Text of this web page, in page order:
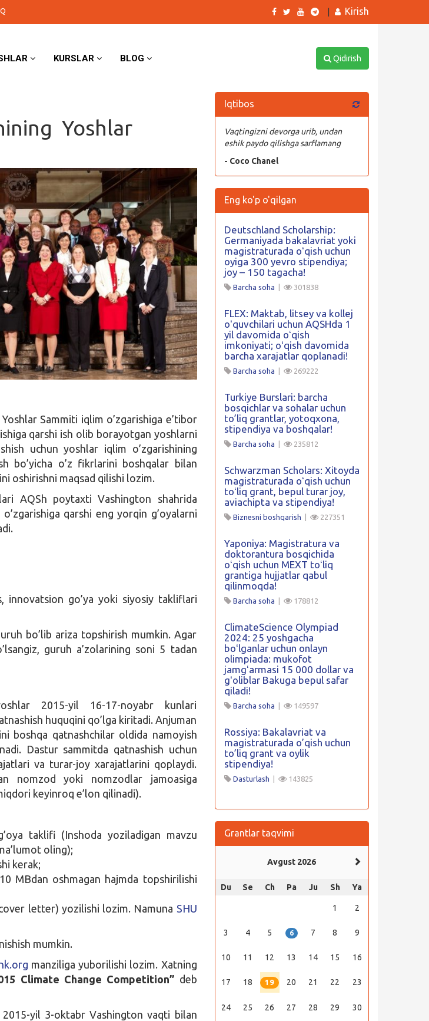
Kirish
KURSLAR BLOG Qidirish
Yoshlar
Sammiti iqlim o’zgarishiga e’tibor
qarshi ish olib borayotgan yoshlarni
uchun yoshlar iqlim o’zgarishining
bo’yicha o’z fikrlarini boshqalar bilan
oshirishni maqsad qilishi lozim.
AQSh poytaxti Vashington shahrida
qarshi eng yorqin g’oyalarni
innovatsion go’ya yoki siyosiy takliflari
bo’lib ariza topshirish mumkin. Agar
guruh a’zolarining soni 5 tadan
2015-yil 16-17-noyabr kunlari
huquqini qo’lga kiritadi. Anjuman
boshqa qatnashchilar oldida namoyish
Dastur sammitda qatnashish uchun
va turar-joy xarajatlarini qoplaydi.
nomzod yoki nomzodlar jamoasiga
keyinroq e’lon qilinadi).
taklifi (Inshoda yoziladigan mavzu
oling);
kerak;
MBdan oshmagan hajmda topshirilishi
letter) yozilishi lozim. Namuna SHU
mumkin.
manziliga yuborilishi lozim. Xatning
Climate Change Competition” deb
yil 3-oktabr Vashington vaqti bilan
Iqtibos
Vaqtingizni devorga urib, undan
eshik paydo qilishga sarflamang
- Coco Chanel
Eng ko'p o'qilgan
Deutschland Scholarship:
Germaniyada bakalavriat yoki
magistraturada oʻqish uchun
oyiga 300 yevro stipendiya;
joy – 150 tagacha!
Barcha soha 301838
FLEX: Maktab, litsey va kollej
oʻquvchilari uchun AQSHda 1
yil davomida oʻqish
imkoniyati; oʻqish davomida
barcha xarajatlar qoplanadi!
Barcha soha 269222
Turkiye Burslari: barcha
bosqichlar va sohalar uchun
to’liq grantlar, yotoqxona,
stipendiya va boshqalar!
Barcha soha 235812
Schwarzman Scholars: Xitoyda
magistraturada oʻqish uchun
toʻliq grant, bepul turar joy,
aviachipta va stipendiya!
Biznesni boshqarish 227351
Yaponiya: Magistratura va
doktorantura bosqichida
oʻqish uchun MEXT toʻliq
grantiga hujjatlar qabul
qilinmoqda!
Barcha soha 178812
ClimateScience Olympiad
2024: 25 yoshgacha
boʻlganlar uchun onlayn
olimpiada: mukofot
jamgʻarmasi 15 000 dollar va
gʻoliblar Bakuga bepul safar
qiladi!
Barcha soha 149597
Rossiya: Bakalavriat va
magistraturada o’qish uchun
to’liq grant va oylik
stipendiya!
Dasturlash 143825
Grantlar taqvimi
Avgust 2026
Du Se Ch Pa Ju Sh Ya
1 2
3 4 5 6 7 8 9
10 11 12 13 14 15 16
17 18 19 20 21 22 23
24 25 26 27 28 29 30